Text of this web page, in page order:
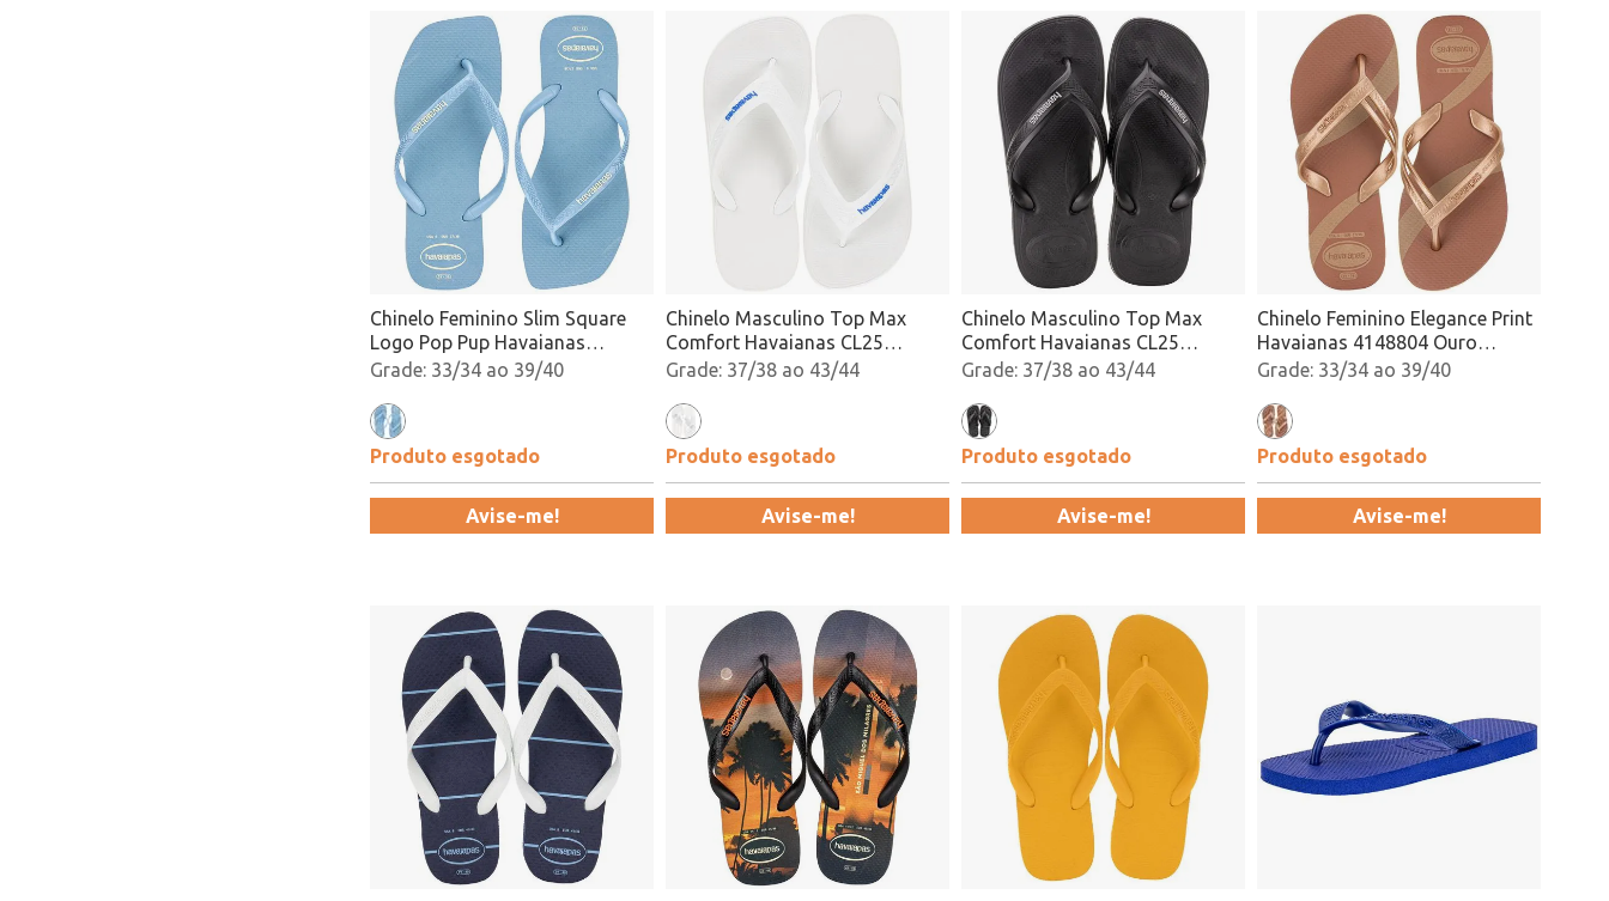
Chinelo Feminino Slim Square
Logo Pop Pup Havaianas
4148959 Azul Atacado
33/34 ao 39/40
Produto esgotado
Avise-me!
Chinelo Masculino Top Max
Comfort Havaianas CL25
Branco/Azul Atacado
37/38 ao 43/44
Produto esgotado
Avise-me!
Chinelo Masculino Top Max
Comfort Havaianas CL25
Preto/Cinza Atacado
37/38 ao 43/44
Produto esgotado
Avise-me!
Chinelo Feminino Elegance Print
Havaianas 4148804 Ouro
Rosado Atacado
33/34 ao 39/40
Produto esgotado
Avise-me!